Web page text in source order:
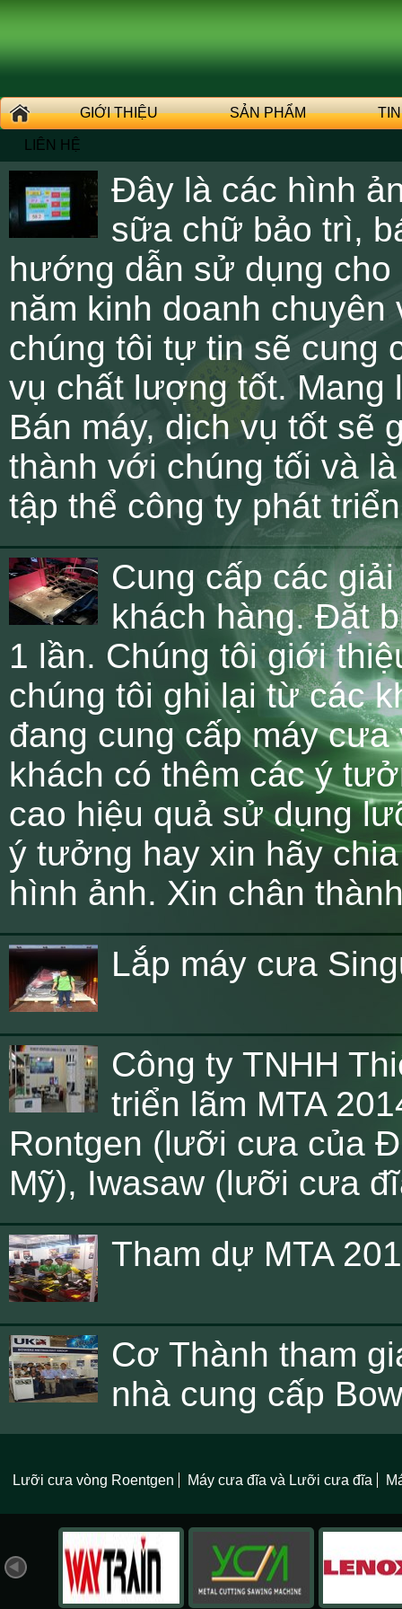
GIỚI THIỆU SẢN PHẨM
LIÊN HỆ
Đây là các hình
sữa chữ bảo trì,
hướng dẫn sử dụng
năm kinh doanh
chúng tôi tự tin sẽ cung
vụ chất lượng tốt. Mang
Bán máy, dịch vụ tốt sẽ
thành với chúng tối và
tập thể công ty phát
Cung cấp các
khách hàng. Đặt
1 lần. Chúng tôi giới
chúng tôi ghi lại từ các
đang cung cấp máy
khách có thêm các ý
cao hiệu quả sử dụng
ý tưởng hay xin hãy
hình ảnh. Xin chân
Lắp máy cưa
Công ty TNHH
triển lãm MTA
Rontgen (lưỡi cưa của
Mỹ), Iwasaw (lưỡi cưa
Tham dự MTA
Cơ Thành tham
nhà cung cấp
Lưỡi cưa vòng Roentgen Máy cưa đĩa và Lưỡi cưa đĩa